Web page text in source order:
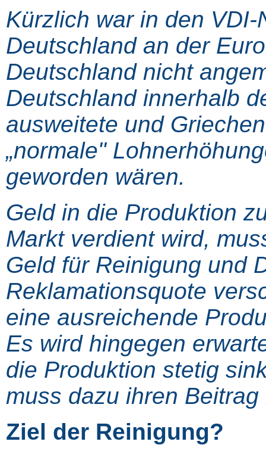
Kürzlich war in den
Deutschland an der
Deutschland nicht
Deutschland innerhalb
ausweitete und
„normale"
geworden wären.
Geld in die Produktion
Markt verdient wird,
Geld für Reinigung und
Reklamationsquote
eine ausreichende
Es wird hingegen
die Produktion stetig
muss dazu ihren
Ziel der Reinigung?